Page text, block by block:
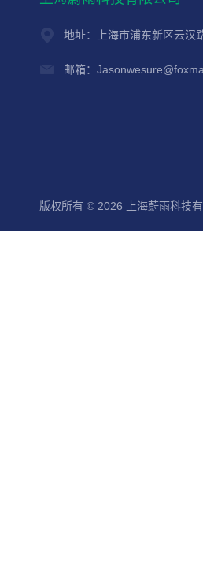
地址：上海市浦东新区云汉
邮箱：
版权所有 © 2026 上海蔚雨科技